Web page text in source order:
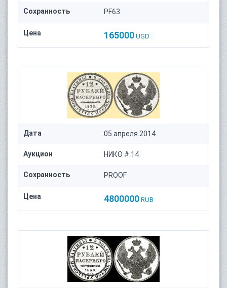
Сохранность PF63
Цена 165000 USD
Дата 05 апреля 2014
Аукцион НИКО # 14
Сохранность PROOF
Цена 4800000 RUB